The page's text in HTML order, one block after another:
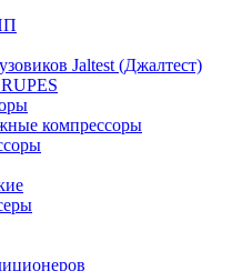
Jaltest (Джалтест)
компрессоры